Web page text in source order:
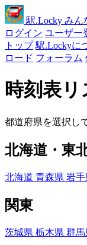
駅.Locky みん
ログイン ユーザー
トップ 駅.Lockyに
ロード フォーラム
時刻表リ
都道府県を選択し
北海道・東
北海道 青森県 岩手
関東
茨城県 栃木県 群馬